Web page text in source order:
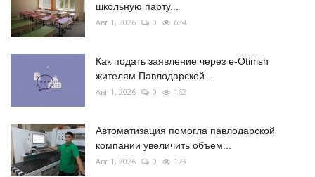
школьную парту...
Авг 1, 2026 0 634
Как подать заявление через e-Otinish
жителям Павлодарской...
Авг 1, 2026 0 162
Автоматизация помогла павлодарской
компании увеличить объем...
Авг 1, 2026 0 173